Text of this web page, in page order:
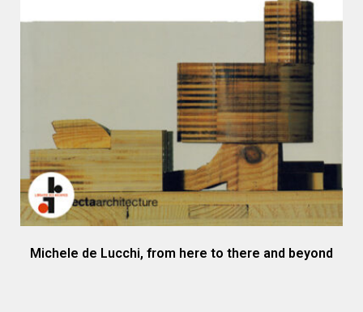
Michele de Lucchi, from here to there and beyond